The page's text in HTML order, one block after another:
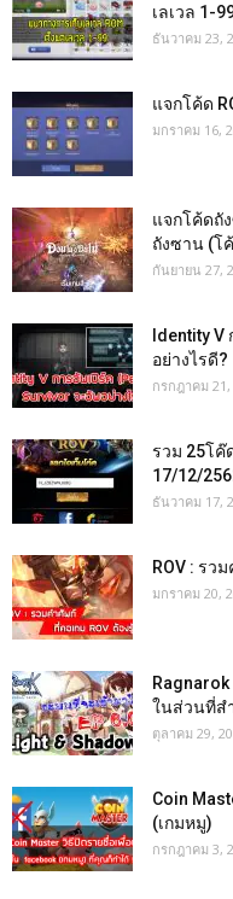
เลเวล 1-
ธันวาคม 23,
แจกโค้ด
มกราคม 16,
แจกโค้ดถั
ถังซาน (โ
กันยายน 27,
Identity
อย่างไรดี?
กรกฎาคม 21,
รวม 25โค๊
17/12/
ธันวาคม 17,
ROV : รว
มกราคม 20,
ในส่วนที่ส
ตุลาคม 29,
Coin
(เกมหมู)
กรกฎาคม 3,